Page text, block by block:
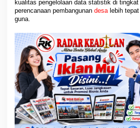
kualitas pengelolaan data statistik di tingkat
perencanaan pembangunan desalebih tepat
guna.